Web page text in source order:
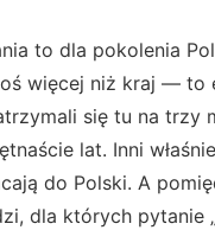
to dla pokolenia
więcej niż kraj — to
się tu na trzy
lat. Inni
do Polski. A
dla których pytanie